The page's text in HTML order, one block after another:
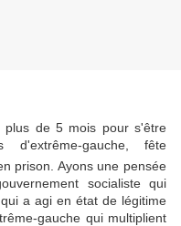
plus de 5 mois pour s'être
d'extrême-gauche, fête
prison. Ayons une pensée
socialiste qui
a agi en état de légitime
gauche qui multiplient